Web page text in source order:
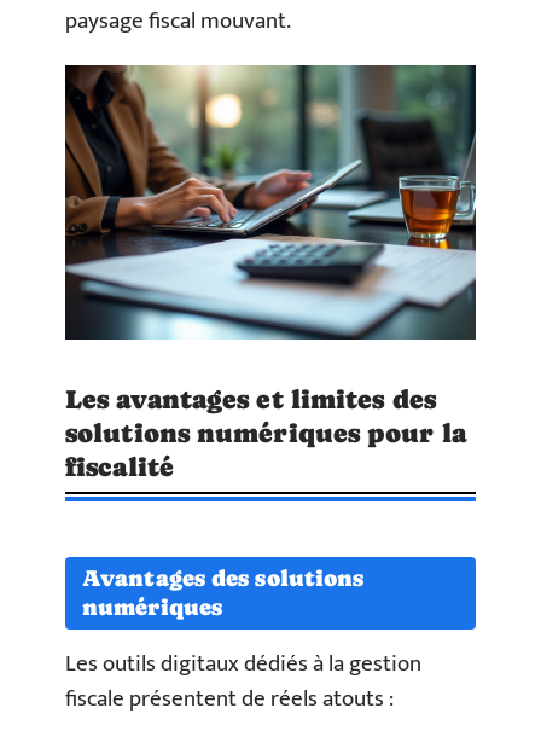
paysage fiscal mouvant.
Les avantages et limites des
solutions numériques pour la
fiscalité
Avantages des solutions
numériques
Les outils digitaux dédiés à la gestion
fiscale présentent de réels atouts :